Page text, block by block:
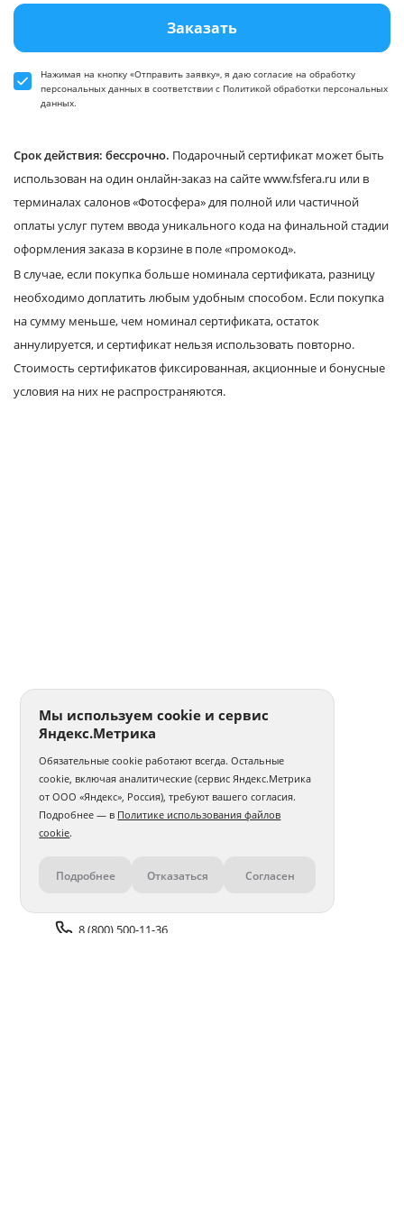
Заказать
Нажимая на кнопку «Отправить заявку», я даю согласие на обработку
персональных данных в соответствии с Политикой обработки персональных
данных.
Срок действия: бессрочно. Подарочный сертификат может быть
использован на один онлайн-заказ на сайте www.fsfera.ru или в
терминалах салонов «Фотосфера» для полной или частичной
оплаты услуг путем ввода уникального кода на финальной стадии
оформления заказа в корзине в поле «промокод».
В случае, если покупка больше номинала сертификата, разницу
необходимо доплатить любым удобным способом. Если покупка
на сумму меньше, чем номинал сертификата, остаток
аннулируется, и сертификат нельзя использовать повторно.
Стоимость сертификатов фиксированная, акционные и бонусные
условия на них не распространяются.
Контакты
8 (800) 500-11-36
Мы используем cookie и сервис
Яндекс.Метрика
Обязательные cookie работают всегда. Остальные
cookie, включая аналитические (сервис Яндекс.Метрика
от ООО «Яндекс», Россия), требуют вашего согласия.
Подробнее — в Политике использования файлов
cookie.
Подробнее Отказаться Согласен